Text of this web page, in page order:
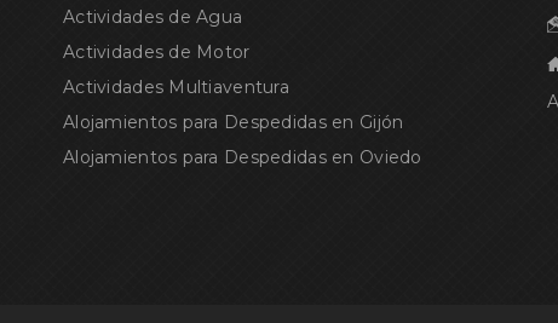
Actividades de Agua
Actividades de Motor
Actividades Multiaventura
Alojamientos para Despedidas en Gijón
Alojamientos para Despedidas en Oviedo